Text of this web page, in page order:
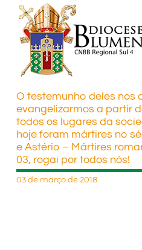
O testemunho deles nos
evangelizarmos a partir
todos os lugares da
hoje foram mártires no
e Astério – Mártires
03, rogai por todos nós!
03 de março de 2018